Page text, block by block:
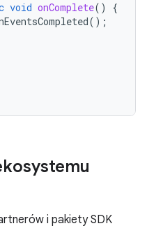
void onComplete()
{
();
i pakiety SDK